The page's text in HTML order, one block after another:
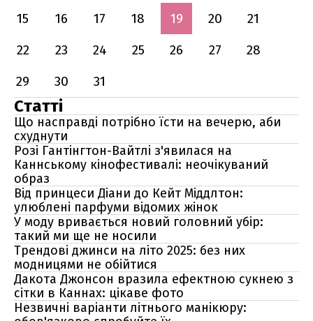
15
16 17 18 19 20
21
22
23 24 25 26 27
28
29
30 31
Статті
Що насправді потрібно їсти на вечерю, аби
схуднути
Розі Гантінгтон-Вайтлі з'явилася на
Каннському кінофестивалі: неочікуваний
образ
Від принцеси Діани до Кейт Міддлтон:
улюблені парфуми відомих жінок
У моду вривається новий головний убір:
такий ми ще не носили
Трендові джинси на літо 2025: без них
модницями не обійтися
Дакота Джонсон вразила ефектною сукнею з
сітки в Каннах: цікаве фото
Незвичні варіанти літнього манікюру: